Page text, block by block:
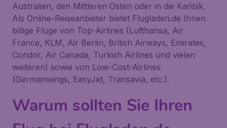
Australien, den Mittleren Osten oder in die Karibik.
Als Online-Reiseanbieter bietet Flugladen.de Ihnen
billige Flüge von Top-Airlines (Lufthansa, Air
France, KLM, Air Berlin, British Airways, Emirates,
Condor, Air Canada, Turkish Airlines und vielen
weiteren) sowie von Low-Cost-Airlines
(Germanwings, EasyJet, Transavia, etc.).
Warum sollten Sie Ihren